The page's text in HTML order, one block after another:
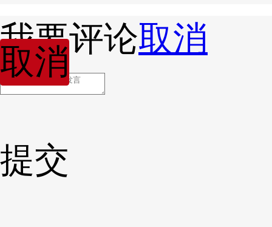
取消
我要评论取消
提交